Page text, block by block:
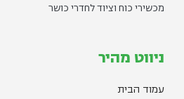
מכשירי כוח וציוד לחדרי כושר
ניווט מהיר
עמוד הבית